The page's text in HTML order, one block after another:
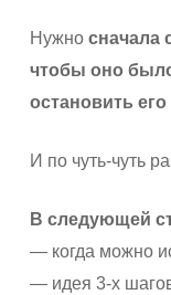
Нужно сначала
чтобы оно
остановить
И по чуть-чуть
В следующей
— когда можно
— идея 3-х